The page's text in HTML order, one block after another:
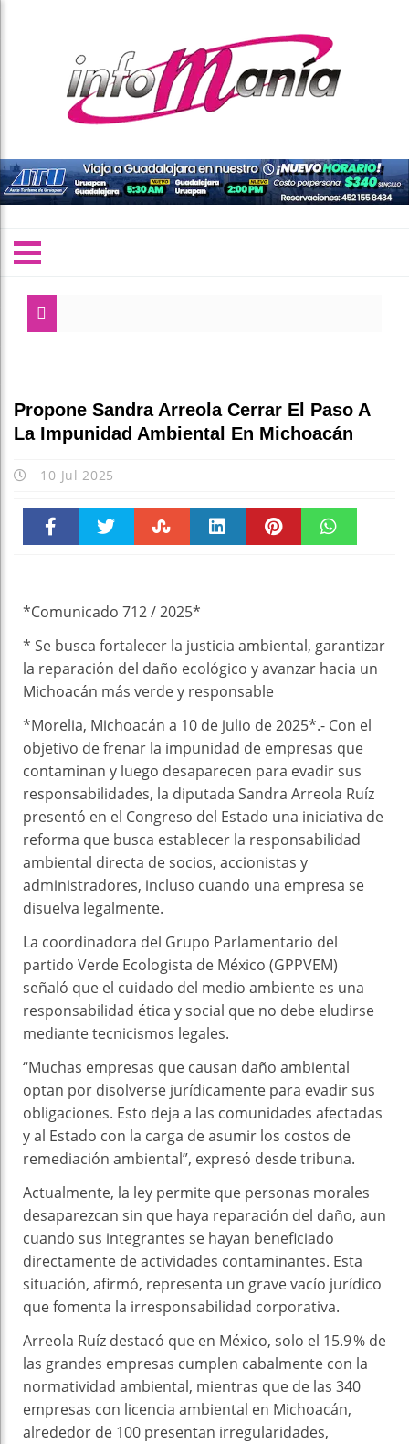
Propone Sandra Arreola Cerrar El Paso A
La Impunidad Ambiental En Michoacán
10 Jul 2025
*Comunicado 712 / 2025*
* ⁠Se busca fortalecer la justicia ambiental, garantizar
la reparación del daño ecológico y avanzar hacia un
Michoacán más verde y responsable
*Morelia, Michoacán a 10 de julio de 2025*.- Con el
objetivo de frenar la impunidad de empresas que
contaminan y luego desaparecen para evadir sus
responsabilidades, la diputada Sandra Arreola Ruíz
presentó en el Congreso del Estado una iniciativa de
reforma que busca establecer la responsabilidad
ambiental directa de socios, accionistas y
administradores, incluso cuando una empresa se
disuelva legalmente.
La coordinadora del Grupo Parlamentario del
partido Verde Ecologista de México (GPPVEM)
señaló que el cuidado del medio ambiente es una
responsabilidad ética y social que no debe eludirse
mediante tecnicismos legales.
“Muchas empresas que causan daño ambiental
optan por disolverse jurídicamente para evadir sus
obligaciones. Esto deja a las comunidades afectadas
y al Estado con la carga de asumir los costos de
remediación ambiental”, expresó desde tribuna.
Actualmente, la ley permite que personas morales
desaparezcan sin que haya reparación del daño, aun
cuando sus integrantes se hayan beneficiado
directamente de actividades contaminantes. Esta
situación, afirmó, representa un grave vacío jurídico
que fomenta la irresponsabilidad corporativa.
Arreola Ruíz destacó que en México, solo el 15.9 % de
las grandes empresas cumplen cabalmente con la
normatividad ambiental, mientras que de las 340
empresas con licencia ambiental en Michoacán,
alrededor de 100 presentan irregularidades,